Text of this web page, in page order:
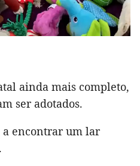
ainda mais completo,
ser adotados.
a encontrar um lar